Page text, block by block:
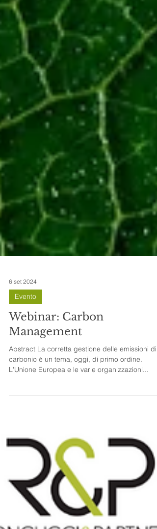
6 set 2024
Evento
Webinar: Carbon
Management
Abstract La corretta gestione delle emissioni di